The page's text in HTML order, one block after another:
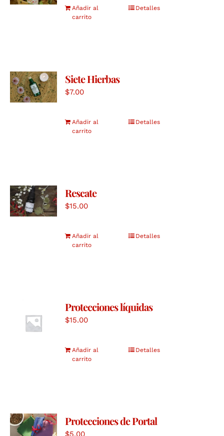
Añadir al
carrito
Detalles
Siete Hierbas
$7.00
Añadir al
carrito
Detalles
Rescate
$15.00
Añadir al
carrito
Detalles
Protecciones líquidas
$15.00
Añadir al
carrito
Detalles
Protecciones de Portal
$5.00